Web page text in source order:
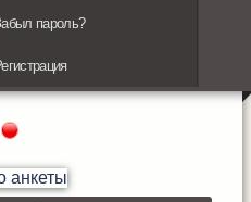
пароль?